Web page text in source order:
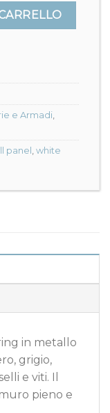
System quantità
e Armadi
panel white
in metallo
grigio,
e viti. Il
pieno e